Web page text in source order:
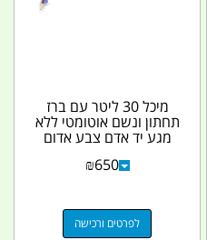
מיכל 30 ליטר עם ברז
תחתון ונשם אוטומטי ללא
מגע יד אדם צבע אדום
₪650
לפרטים ורכישה